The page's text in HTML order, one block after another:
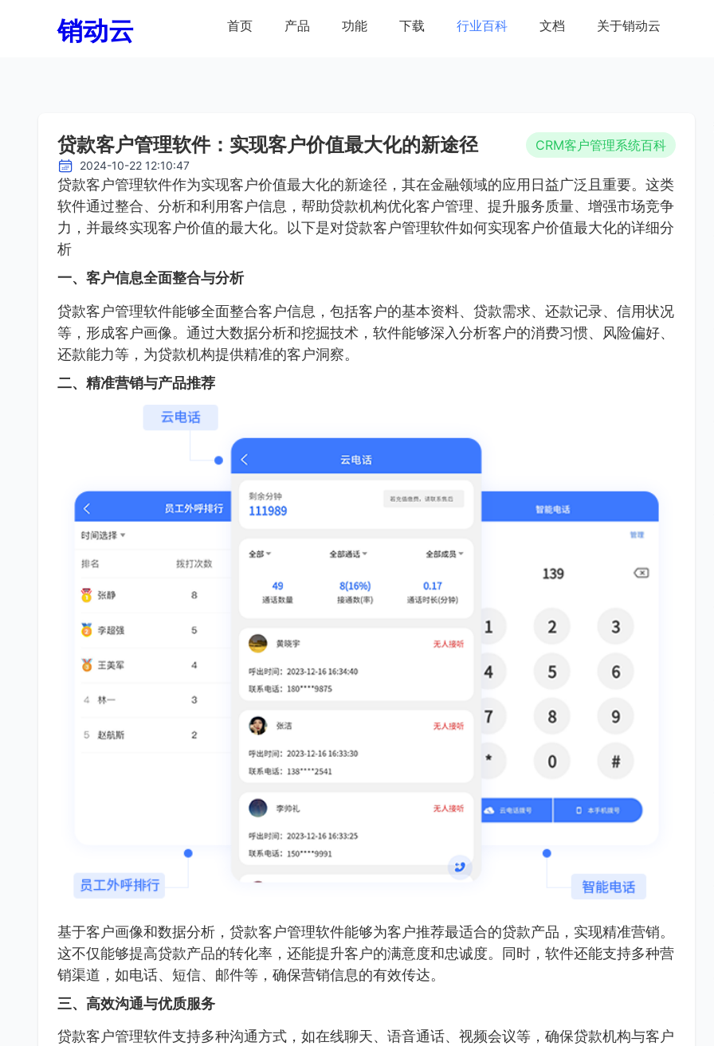
销动云 首页 产品 功能 下载 行业百科 文档 关于销动云
贷款客户管理软件：实现客户价值最大化的新途径 CRM客户管理系统百科
2024-10-22 12:10:47
贷款客户管理软件作为实现客户价值最大化的新途径，其在金融领域的应用日益广泛且重要。这类
软件通过整合、分析和利用客户信息，帮助贷款机构优化客户管理、提升服务质量、增强市场竞争
力，并最终实现客户价值的最大化。以下是对贷款客户管理软件如何实现客户价值最大化的详细分
析
一、客户信息全面整合与分析
贷款客户管理软件能够全面整合客户信息，包括客户的基本资料、贷款需求、还款记录、信用状况
等，形成客户画像。通过大数据分析和挖掘技术，软件能够深入分析客户的消费习惯、风险偏好、
还款能力等，为贷款机构提供精准的客户洞察。
二、精准营销与产品推荐
基于客户画像和数据分析，贷款客户管理软件能够为客户推荐最适合的贷款产品，实现精准营销。
这不仅能够提高贷款产品的转化率，还能提升客户的满意度和忠诚度。同时，软件还能支持多种营
销渠道，如电话、短信、邮件等，确保营销信息的有效传达。
三、高效沟通与优质服务
贷款客户管理软件支持多种沟通方式，如在线聊天、语音通话、视频会议等，确保贷款机构与客户